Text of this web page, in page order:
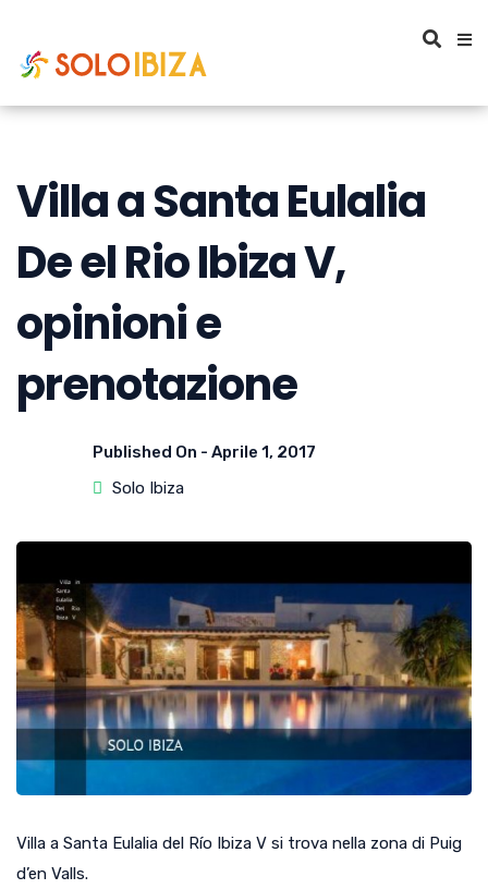
Villa a Santa Eulalia
De el Rio Ibiza V,
opinioni e
prenotazione
Published On - Aprile 1, 2017
Solo Ibiza
Villa a Santa Eulalia del Río Ibiza V si trova nella zona di Puig
d’en Valls.